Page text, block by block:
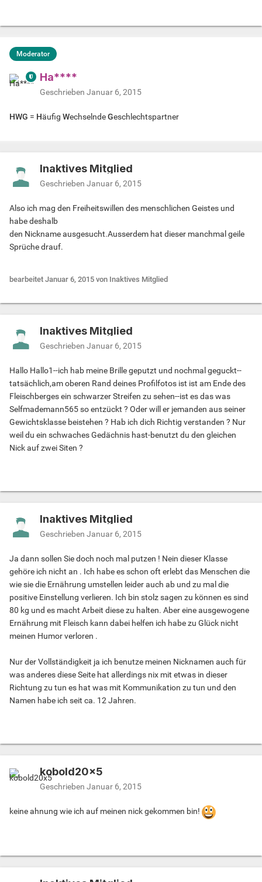
Moderator
Ha****
Geschrieben Januar 6, 2015
HWG = Häufig WechselndeGeschlechtspartner
Inaktives Mitglied
Geschrieben Januar 6, 2015
Also ich mag den Freiheitswillen des menschlichen Geistes und
habe deshalb
den Nickname ausgesucht.Ausserdem hat dieser manchmal geile
Sprüche drauf.
bearbeitet Januar 6, 2015 von Inaktives Mitglied
Inaktives Mitglied
Geschrieben Januar 6, 2015
Hallo Hallo1--ich hab meine Brille geputzt und nochmal geguckt--
tatsächlich,am oberen Rand deines Profilfotos ist ist am Ende des
Fleischberges ein schwarzer Streifen zu sehen--ist es das was
Selfmademann565 so entzückt ? Oder will er jemanden aus seiner
Gewichtsklasse beistehen ? Hab ich dich Richtig verstanden ? Nur
weil du ein schwaches Gedächnis hast-benutzt du den gleichen
Nick auf zwei Siten ?
Inaktives Mitglied
Geschrieben Januar 6, 2015
Ja dann sollen Sie doch noch mal putzen ! Nein dieser Klasse
gehöre ich nicht an . Ich habe es schon oft erlebt das Menschen die
wie sie die Ernährung umstellen leider auch ab und zu mal die
positive Einstellung verlieren. Ich bin stolz sagen zu können es sind
80 kg und es macht Arbeit diese zu halten. Aber eine ausgewogene
Ernährung mit Fleisch kann dabei helfen ich habe zu Glück nicht
meinen Humor verloren .
Nur der Vollständigkeit ja ich benutze meinen Nicknamen auch für
was anderes diese Seite hat allerdings nix mit etwas in dieser
Richtung zu tun es hat was mit Kommunikation zu tun und den
Namen habe ich seit ca. 12 Jahren.
kobold20x5
Geschrieben Januar 6, 2015
keine ahnung wie ich auf meinen nick gekommen bin!